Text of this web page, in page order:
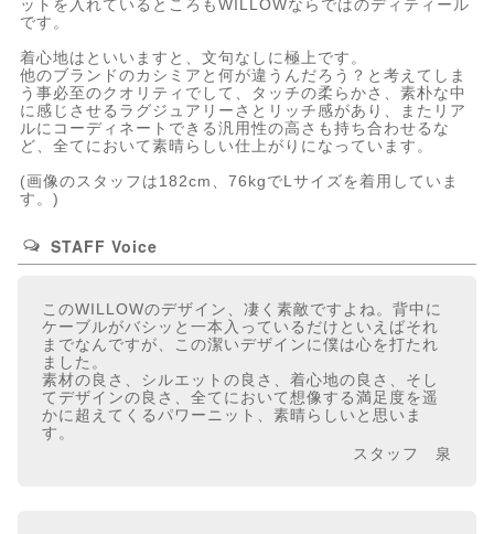
ットを入れているところもWILLOWならではのディティール
です。
着心地はといいますと、文句なしに極上です。
他のブランドのカシミアと何が違うんだろう？と考えてしま
う事必至のクオリティでして、タッチの柔らかさ、素朴な中
に感じさせるラグジュアリーさとリッチ感があり、またリア
ルにコーディネートできる汎用性の高さも持ち合わせるな
ど、全てにおいて素晴らしい仕上がりになっています。
(画像のスタッフは182cm、76kgでLサイズを着用していま
す。)
STAFF Voice
このWILLOWのデザイン、凄く素敵ですよね。背中に
ケーブルがバシッと一本入っているだけといえばそれ
までなんですが、この潔いデザインに僕は心を打たれ
ました。
素材の良さ、シルエットの良さ、着心地の良さ、そし
てデザインの良さ、全てにおいて想像する満足度を遥
かに超えてくるパワーニット、素晴らしいと思いま
す。
スタッフ 泉